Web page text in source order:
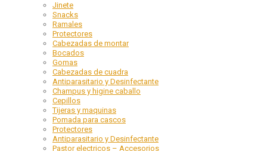
Jinete
Snacks
Ramales
Protectores
Cabezadas de montar
Bocados
Gomas
Cabezadas de cuadra
Antiparasitario y Desinfectante
Champus y higine caballo
Cepillos
Tijeras y maquinas
Pomada para cascos
Protectores
Antiparasitario y Desinfectante
Pastor electricos – Accesorios